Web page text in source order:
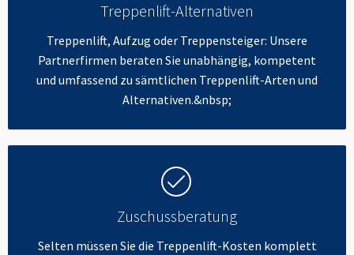
Treppenlift-Alternativen
Treppenlift, Aufzug oder Treppensteiger: Unsere
Partnerfirmen beraten Sie unabhängig, kompetent
und umfassend zu sämtlichen Treppenlift-Arten und
Alternativen.&nbsp;
Zuschussberatung
Selten müssen Sie die Treppenlift-Kosten komplett